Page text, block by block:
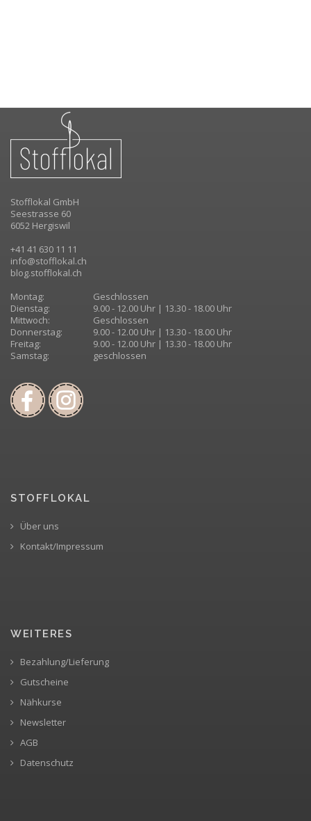
Stofflokal GmbH
Seestrasse 60
6052 Hergiswil
+41 41 630 11 11
info@stofflokal.ch
blog.stofflokal.ch
Montag:
Geschlossen
Dienstag:
9.00 - 12.00 Uhr | 13.30 - 18.00 Uhr
Mittwoch:
Geschlossen
Donnerstag:
9.00 - 12.00 Uhr | 13.30 - 18.00 Uhr
Freitag:
9.00 - 12.00 Uhr | 13.30 - 18.00 Uhr
Samstag:
geschlossen
STOFFLOKAL
Über uns
Kontakt/Impressum
WEITERES
Bezahlung/Lieferung
Gutscheine
Nähkurse
Newsletter
AGB
Datenschutz